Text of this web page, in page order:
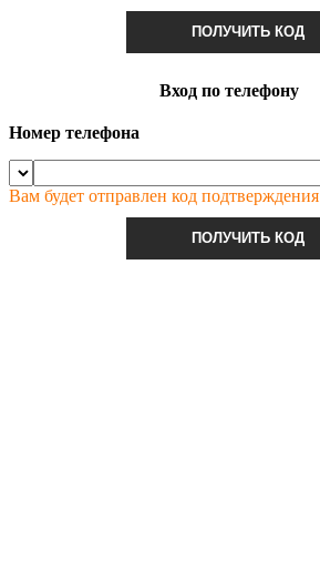
ПОЛУЧИТЬ КОД
Вход по телефону
Номер телефона
Вам будет отправлен код подтверждения
ПОЛУЧИТЬ КОД